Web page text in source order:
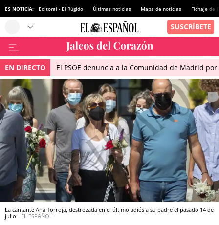
ES NOTICIA: Editoral - El Rúgido Últimas noticias Mapa de noticias Fichaje de
EN DIRECTO El PSOE denuncia a la Comunidad de Madrid
La cantante Ana Torroja, destrozada en el último adiós a su padre el pasado 14 de
julio. EL ESPAÑOL